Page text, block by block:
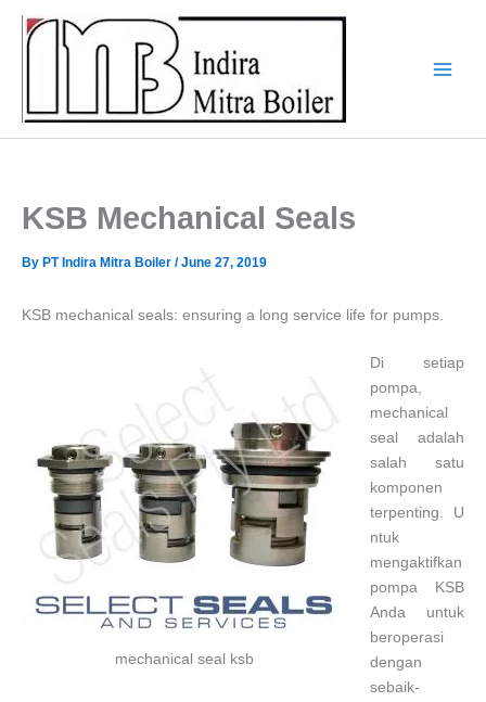
KSB Mechanical Seals
By PT Indira Mitra Boiler /June 27, 2019
KSB mechanical seals: ensuring a long service life for pumps.
mechanical seal ksb
Di setiap
pompa,
mechanical
seal adalah
salah satu
komponen
terpenting. U
ntuk
mengaktifkan
pompa KSB
Anda untuk
beroperasi
dengan
sebaik-